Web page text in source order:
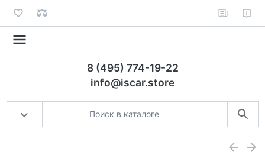
8 (495) 774-19-22
info@iscar.store